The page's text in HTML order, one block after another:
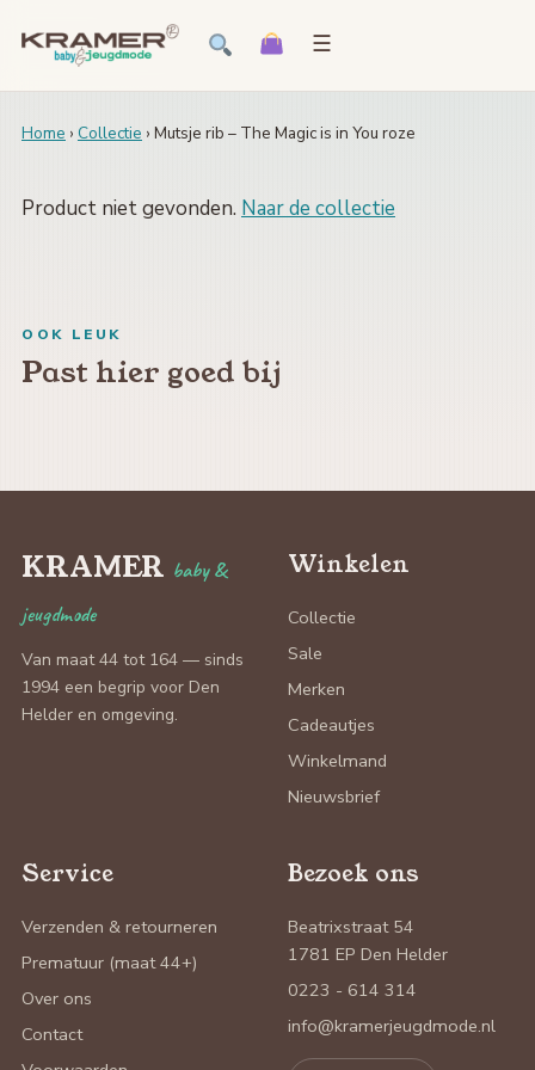
☰
Home › Collectie › Mutsje rib – The Magic is in You roze
Product niet gevonden. Naar de collectie
OOK LEUK
Past hier goed bij
KRAMER baby &
jeugdmode
Van maat 44 tot 164 — sinds
1994 een begrip voor Den
Helder en omgeving.
Winkelen
Collectie
Sale
Merken
Cadeautjes
Winkelmand
Nieuwsbrief
Service
Verzenden & retourneren
Prematuur (maat 44+)
Over ons
Contact
Bezoek ons
Beatrixstraat 54
1781 EP Den Helder
0223 - 614 314
info@kramerjeugdmode.nl